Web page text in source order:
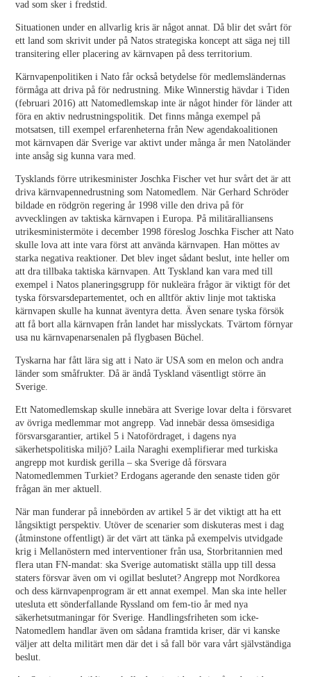
vad som sker i fredstid.
Situationen under en allvarlig kris är något annat. Då blir det svårt för
ett land som skrivit under på Natos strategiska koncept att säga nej till
transitering eller placering av kärnvapen på dess territorium.
Kärnvapenpolitiken i Nato får också betydelse för medlemsländernas
förmåga att driva på för nedrustning. Mike Winnerstig hävdar i Tiden
(februari 2016) att Natomedlemskap inte är något hinder för länder att
föra en aktiv nedrustningspolitik. Det finns många exempel på
motsatsen, till exempel erfarenheterna från New agendakoalitionen
mot kärnvapen där Sverige var aktivt under många år men Natoländer
inte ansåg sig kunna vara med.
Tysklands förre utrikesminister Joschka Fischer vet hur svårt det är att
driva kärnvapennedrustning som Natomedlem. När Gerhard Schröder
bildade en rödgrön regering år 1998 ville den driva på för
avvecklingen av taktiska kärnvapen i Europa. På militäralliansens
utrikesministermöte i december 1998 föreslog Joschka Fischer att Nato
skulle lova att inte vara först att använda kärnvapen. Han möttes av
starka negativa reaktioner. Det blev inget sådant beslut, inte heller om
att dra tillbaka taktiska kärnvapen. Att Tyskland kan vara med till
exempel i Natos planeringsgrupp för nukleära frågor är viktigt för det
tyska försvarsdepartementet, och en alltför aktiv linje mot taktiska
kärnvapen skulle ha kunnat äventyra detta. Även senare tyska försök
att få bort alla kärnvapen från landet har misslyckats. Tvärtom förnyar
usa nu kärnvapenarsenalen på flygbasen Büchel.
Tyskarna har fått lära sig att i Nato är USA som en melon och andra
länder som småfrukter. Då är ändå Tyskland väsentligt större än
Sverige.
Ett Natomedlemskap skulle innebära att Sverige lovar delta i försvaret
av övriga medlemmar mot angrepp. Vad innebär dessa ömsesidiga
försvarsgarantier, artikel 5 i Natofördraget, i dagens nya
säkerhetspolitiska miljö? Laila Naraghi exemplifierar med turkiska
angrepp mot kurdisk gerilla – ska Sverige då försvara
Natomedlemmen Turkiet? Erdogans agerande den senaste tiden gör
frågan än mer aktuell.
När man funderar på innebörden av artikel 5 är det viktigt att ha ett
långsiktigt perspektiv. Utöver de scenarier som diskuteras mest i dag
(åtminstone offentligt) är det värt att tänka på exempelvis utvidgade
krig i Mellanöstern med interventioner från usa, Storbritannien med
flera utan FN-mandat: ska Sverige automatiskt ställa upp till dessa
staters försvar även om vi ogillat beslutet? Angrepp mot Nordkorea
och dess kärnvapenprogram är ett annat exempel. Man ska inte heller
utesluta ett sönderfallande Ryssland om fem-tio år med nya
säkerhetsutmaningar för Sverige. Handlingsfriheten som icke-
Natomedlem handlar även om sådana framtida kriser, där vi kanske
väljer att delta militärt men där det i så fall bör vara vårt självständiga
beslut.